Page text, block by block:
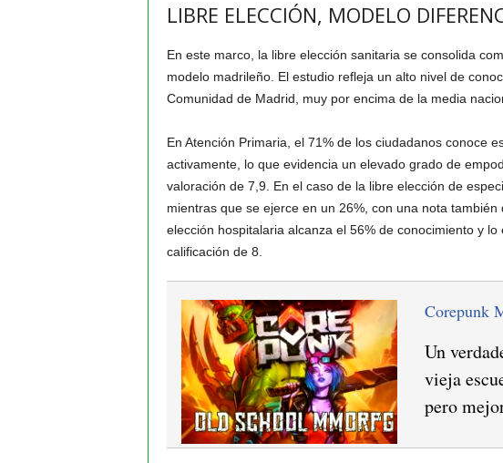
LIBRE ELECCIÓN, MODELO
En este marco, la libre elección sanitaria se consolida
modelo madrileño. El estudio refleja un alto nivel de
Comunidad de Madrid, muy por encima de la media
En Atención Primaria, el 71% de los ciudadanos conoce
activamente, lo que evidencia un elevado grado de
valoración de 7,9. En el caso de la libre elección de
mientras que se ejerce en un 26%, con una nota
elección hospitalaria alcanza el 56% de conocimiento y
calificación de 8.
Corepunk
Un
vieja
pero